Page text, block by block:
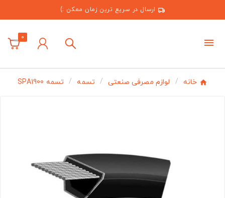
ارسال در سریع ترین زمان ممکن :)
0
خانه لوازم مصرفی صنعتی تسمه تسمه SPA1900